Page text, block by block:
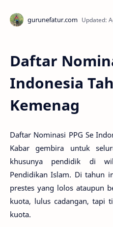
Daftar
Indonesia
Kemenag
Daftar Nominasi PPG Se
Kabar gembira untuk
khusunya pendidik di
Pendidikan Islam. Di tahun
prestes yang lolos ataupun
kuota, lulus cadangan, tapi
kuota.